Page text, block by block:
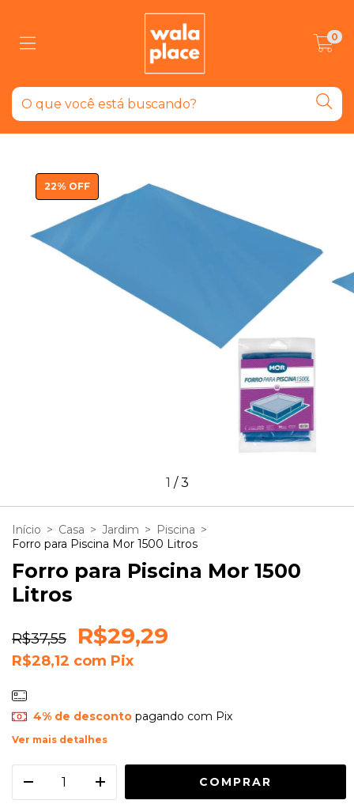
0
22% OFF
1 /3
Início > Casa > Jardim > Piscina >
Forro para Piscina Mor 1500 Litros
Forro para Piscina Mor 1500
Litros
R$37,55 R$29,29
R$28,12 com Pix
4% de descontopagando com Pix
Ver mais detalhes